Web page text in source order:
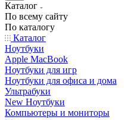
Каталог
По всему сайту
По каталогу
Каталог
Ноутбуки
Apple MacBook
Ноутбуки для игр
Ноутбуки для офиса и дома
Ультрабуки
New Ноутбуки
Компьютеры и мониторы